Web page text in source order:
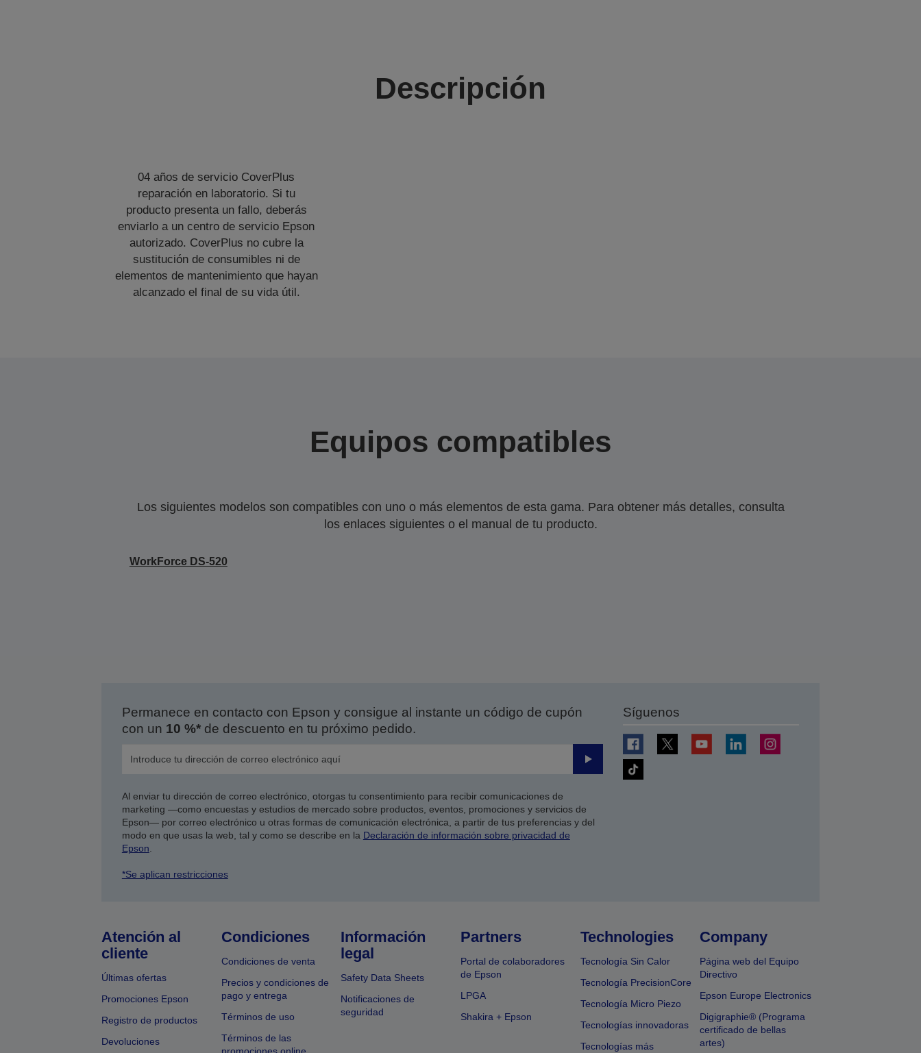
Descripción
04 años de servicio CoverPlus
reparación en laboratorio. Si tu
producto presenta un fallo, deberás
enviarlo a un centro de servicio Epson
autorizado. CoverPlus no cubre la
sustitución de consumibles ni de
elementos de mantenimiento que hayan
alcanzado el final de su vida útil.
Equipos compatibles
Los siguientes modelos son compatibles con uno o más elementos de esta gama. Para obtener más detalles, consulta
los enlaces siguientes o el manual de tu producto.
WorkForce DS-520
Permanece en contacto con Epson y consigue al instante un código de cupón
con un 10 %*de descuento en tu próximo pedido.
Enviar
Al enviar tu dirección de correo electrónico, otorgas tu consentimiento para recibir comunicaciones de
marketing —como encuestas y estudios de mercado sobre productos, eventos, promociones y servicios de
Epson— por correo electrónico u otras formas de comunicación electrónica, a partir de tus preferencias y del
modo en que usas la web, tal y como se describe en la Declaración de información sobre privacidad de
Epson
*Se aplican restricciones
Síguenos
Atención al
cliente
Últimas ofertas
Promociones Epson
Registro de productos
Devoluciones
Condiciones
Condiciones de venta
Precios y condiciones de
pago y entrega
Términos de uso
Términos de las
Información
legal
Safety Data Sheets
Notificaciones de
seguridad
Partners
Portal de colaboradores
de Epson
LPGA
Shakira + Epson
Technologies
Tecnología Sin Calor
Tecnología PrecisionCore
Tecnología Micro Piezo
Tecnologías innovadoras
Tecnologías más
Company
Página web del Equipo
Directivo
Epson Europe Electronics
Digigraphie® (Programa
certificado de bellas
artes)